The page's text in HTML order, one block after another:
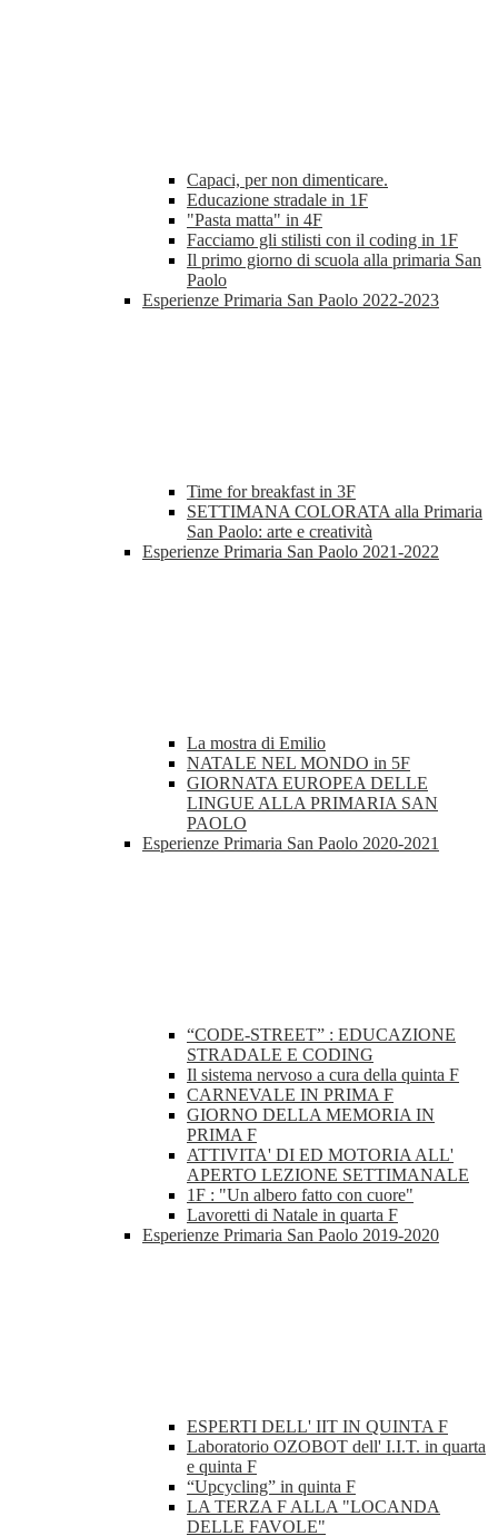
Capaci, per non dimenticare.
Educazione stradale in 1F
"Pasta matta" in 4F
Facciamo gli stilisti con il coding in 1F
Il primo giorno di scuola alla primaria San
Paolo
Esperienze Primaria San Paolo 2022-2023
Time for breakfast in 3F
SETTIMANA COLORATA alla Primaria
San Paolo: arte e creatività
Esperienze Primaria San Paolo 2021-2022
La mostra di Emilio
NATALE NEL MONDO in 5F
GIORNATA EUROPEA DELLE
LINGUE ALLA PRIMARIA SAN
PAOLO
Esperienze Primaria San Paolo 2020-2021
“CODE-STREET” : EDUCAZIONE
STRADALE E CODING
Il sistema nervoso a cura della quinta F
CARNEVALE IN PRIMA F
GIORNO DELLA MEMORIA IN
PRIMA F
ATTIVITA' DI ED MOTORIA ALL'
APERTO LEZIONE SETTIMANALE
1F : "Un albero fatto con cuore"
Lavoretti di Natale in quarta F
Esperienze Primaria San Paolo 2019-2020
ESPERTI DELL' IIT IN QUINTA F
Laboratorio OZOBOT dell' I.I.T. in quarta
e quinta F
“Upcycling” in quinta F
LA TERZA F ALLA "LOCANDA
DELLE FAVOLE"